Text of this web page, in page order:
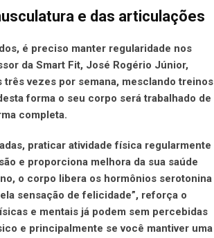
e das articulações
é preciso manter regularidade nos
da Smart Fit, José Rogério Júnior,
vezes por semana, mesclando treinos
forma o seu corpo será trabalhado de
completa.
praticar atividade física regularmente
e proporciona melhora da sua saúde
o corpo libera os hormônios serotonina
sensação de felicidade”, reforça o
e mentais já podem sem percebidas
e principalmente se você mantiver uma